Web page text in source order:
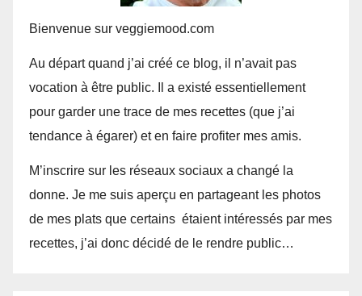
Bienvenue sur veggiemood.com
Au départ quand j’ai créé ce blog, il n’avait pas
vocation à être public. Il a existé essentiellement
pour garder une trace de mes recettes (que j’ai
tendance à égarer) et en faire profiter mes amis.
M’inscrire sur les réseaux sociaux a changé la
donne. Je me suis aperçu en partageant les photos
de mes plats que certains étaient intéressés par mes
recettes, j’ai donc décidé de le rendre public…